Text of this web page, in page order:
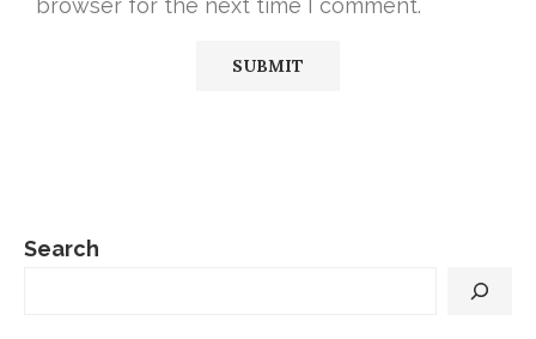
browser for the next time I comment.
Search